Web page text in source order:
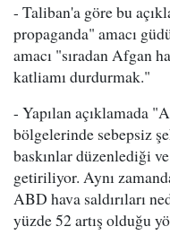
- Taliban'a göre bu
propaganda" amacı
amacı "sıradan Afgan
katliamı durdurmak."
- Yapılan açıklamada
bölgelerinde sebepsiz
baskınlar düzenlediği
getiriliyor. Aynı
ABD hava saldırıları
yüzde 52 artış olduğu